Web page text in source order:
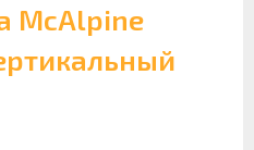
McAlpine